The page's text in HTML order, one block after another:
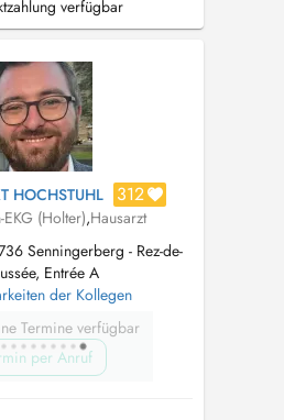
Echographie / Ultraschall
Erstdiagnose und ...
verfügbar
HOCHSTUHL 312
(Holter),Hausarzt
Senningerberg - Rez-de-
Entrée A
der Kollegen
Termine verfügbar
per Anruf